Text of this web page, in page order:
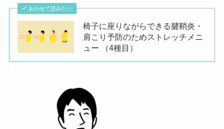
あわせて読みたい
椅子に座りながらできる腱鞘炎・
肩こり予防のためストレッチメニ
ュー （4種目）